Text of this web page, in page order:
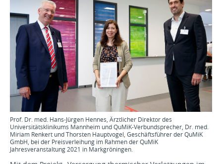
Prof. Dr. med. Hans-Jürgen Hennes, Ärztlicher Direktor des
Universitätsklinikums Mannheim und QuMiK-Verbundsprecher, Dr. med.
Miriam Renkert und Thorsten Hauptvogel, Geschäftsführer der QuMiK
GmbH, bei der Preisverleihung im Rahmen der QuMiK
Jahresveranstaltung 2021 in Markgröningen.